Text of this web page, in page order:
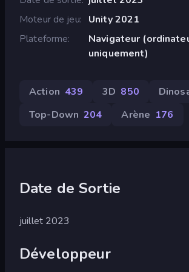
Moteur de jeu
Unity 2021
Plateforme
Navigateur
uniquement)
Action 439 3D 850
Top-Down 204 Arène 176
Date de Sortie
juillet 2023
Développeur